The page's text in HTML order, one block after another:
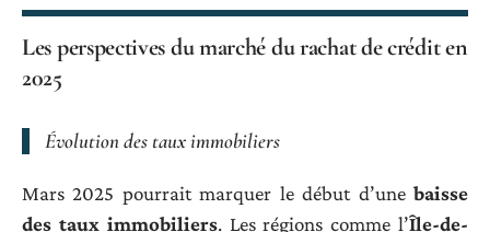
Les perspectives du marché du rachat de crédit en
2025
Évolution des taux immobiliers
Mars 2025 pourrait marquer le début d’une baisse
des taux immobiliers. Les régions comme l’Île-de-